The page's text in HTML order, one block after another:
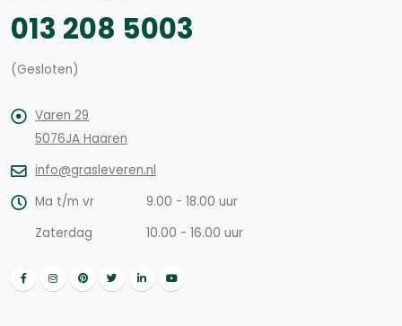
013 208 5003
(Gesloten)
Varen 29
5076JA Haaren
info@grasleveren.nl
Ma t/m vr
9.00 - 18.00 uur
Zaterdag
10.00 - 16.00 uur